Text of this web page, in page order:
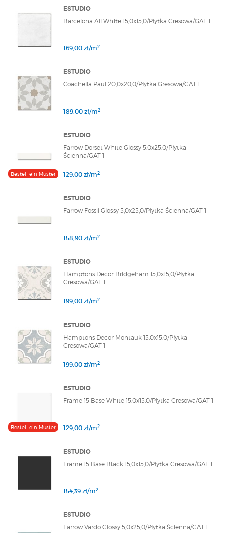
ESTUDIO
Barcelona All White 15,0x15,0/Płytka Gresowa/GAT 1
169,00 zł/m2
ESTUDIO
Coachella Paul 20,0x20,0/Płytka Gresowa/GAT 1
189,00 zł/m2
Bestell ein Muster
ESTUDIO
Farrow Dorset White Glossy 5,0x25,0/Płytka
Ścienna/GAT 1
129,00 zł/m2
ESTUDIO
Farrow Fossil Glossy 5,0x25,0/Płytka Ścienna/GAT 1
158,90 zł/m2
ESTUDIO
Hamptons Decor Bridgeham 15,0x15,0/Płytka
Gresowa/GAT 1
199,00 zł/m2
ESTUDIO
Hamptons Decor Montauk 15,0x15,0/Płytka
Gresowa/GAT 1
199,00 zł/m2
Bestell ein Muster
ESTUDIO
Frame 15 Base White 15,0x15,0/Płytka Gresowa/GAT 1
129,00 zł/m2
ESTUDIO
Frame 15 Base Black 15,0x15,0/Płytka Gresowa/GAT 1
154,39 zł/m2
ESTUDIO
Farrow Vardo Glossy 5,0x25,0/Płytka Ścienna/GAT 1